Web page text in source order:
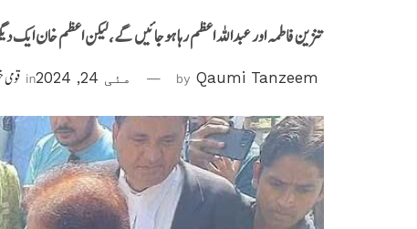
تنزین فاطمہ اور عبداللہ اعظم رہا ہوجائیں گے، لیکن اعظم خان
by Qaumi Tanzeem مئی 24, 2024 in قومی